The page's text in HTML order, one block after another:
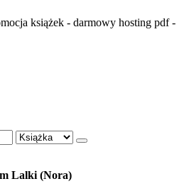
książek - darmowy hosting pdf -
Lalki (Nora)